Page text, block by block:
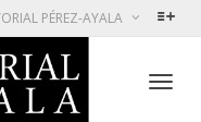
PÉREZ-AYALA